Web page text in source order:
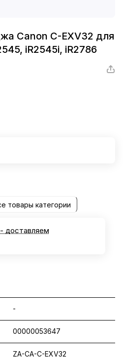
Canon C-EXV32 для
iR2545i, iR2786
товары категории
доставляем
-
00000053647
ZA-CA-C-EXV32